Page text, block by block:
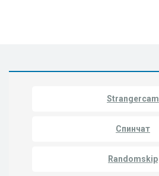
Strangercam
Спинчат
Randomskip